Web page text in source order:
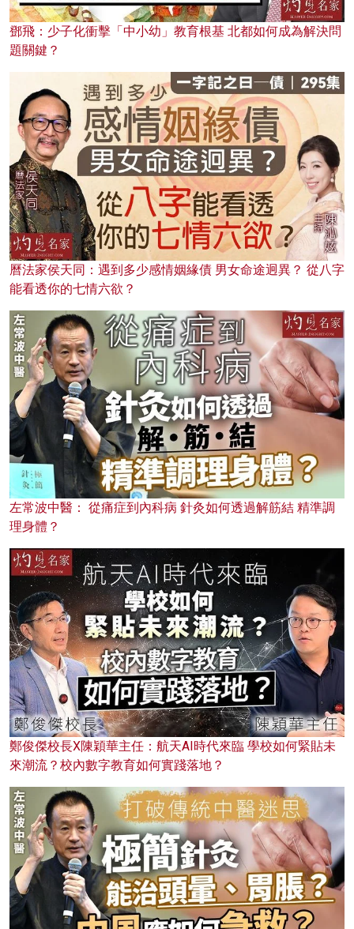
鄧飛：少子化衝擊「中小幼」教育根基 北都如何成為解決問
題關鍵？
曆法家侯天同：遇到多少感情姻緣債 男女命途迥異？ 從八字
能看透你的七情六欲？
左常波中醫： 從痛症到內科病 針灸如何透過解筋結 精準調
理身體？
鄭俊傑校長X陳穎華主任：航天AI時代來臨 學校如何緊貼未
來潮流？校內數字教育如何實踐落地？